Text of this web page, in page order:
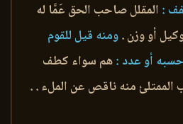
: المقلل صاحب الحق عَمَّا له
أو وزن .ومنه قيل للقوم
أو عدد :هم سواء كطف
الممتلئ منه ناقص عن الملء . .